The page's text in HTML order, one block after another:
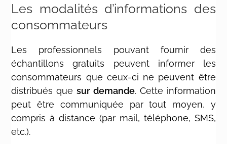
Les modalités d’informations des
consommateurs
Les professionnels pouvant fournir des
échantillons gratuits peuvent informer les
consommateurs que ceux-ci ne peuvent être
distribués quesur demande. Cette information
peut être communiquée par tout moyen, y
compris à distance (par mail, téléphone, SMS,
etc.).